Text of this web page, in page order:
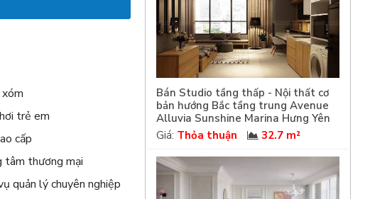
trẻ em
cấp
tâm thương mại
quản lý chuyên nghiệp
Bán Studio tầng thấp - Nội thất cơ
bản hướng Bắc tầng trung Avenue
Alluvia Sunshine Marina Hưng Yên
Giá: Thỏa thuận 32.7 m²